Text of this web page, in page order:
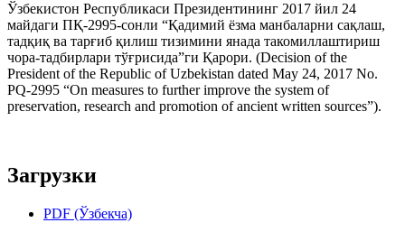
Ўзбекистон Республикаси Президентининг 2017 йил 24
майдаги ПҚ-2995-сонли “Қадимий ёзма манбаларни сақлаш,
тадқиқ ва тарғиб қилиш тизимини янада такомиллаштириш
чора-тадбирлари тўғрисида”ги Қарори. (Decision of the
President of the Republic of Uzbekistan dated May 24, 2017 No.
PQ-2995 “On measures to further improve the system of
preservation, research and promotion of ancient written sources”).
Загрузки
PDF (Ўзбекча)